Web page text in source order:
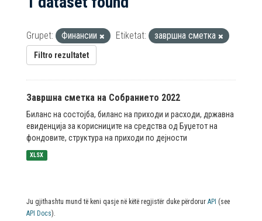
Grupet: Финансии Etiketat: завршна сметка
Filtro rezultatet
Завршна сметка на Собранието 2022
Биланс на состојба, биланс на приходи и расходи, државна
евиденција за корисниците на средства од Буџетот на
фондовите, структура на приходи по дејности
XLSX
Ju gjithashtu mund të keni qasje në këtë regjistër duke përdorur API (see
API Docs).